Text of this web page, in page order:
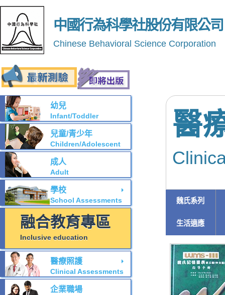
中國行為科學社股份有限公司
Chinese Behavioral Science Corporation
醫
魏氏系列
生活適應
幼兒
Infant/Toddler
兒童/青少年
Children/Adolescent
成人
Adult
學校
School Assessments
融合教育專區
Inclusive education
醫療照護
Clinical Assessments
企業職場